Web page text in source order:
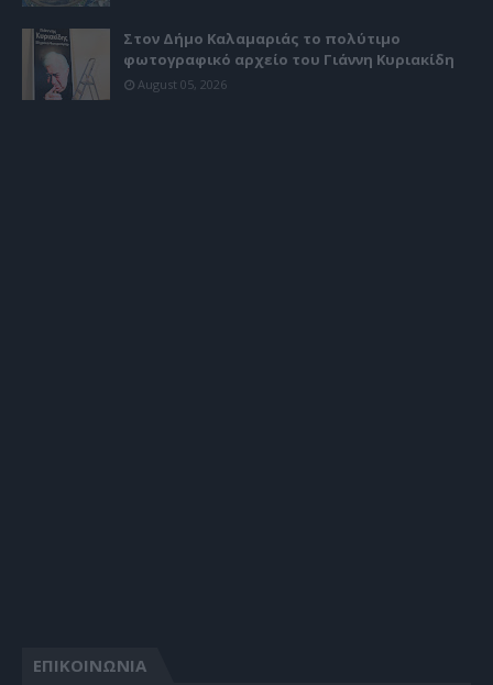
Στον Δήμο Καλαμαριάς το πολύτιμο
φωτογραφικό αρχείο του Γιάννη Κυριακίδη
August 05, 2026
ΕΠΙΚΟΙΝΩΝΙΑ